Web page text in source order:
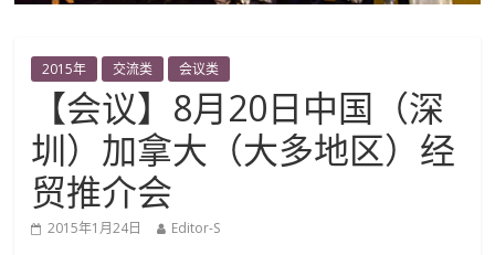
2015年 交流类 会议类
【会议】8月20日中国（深
圳）加拿大（大多地区）经
贸推介会
2015年1月24日 Editor-S